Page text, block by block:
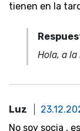
tienen en la
Hola, a
Luz
No soy socia ,